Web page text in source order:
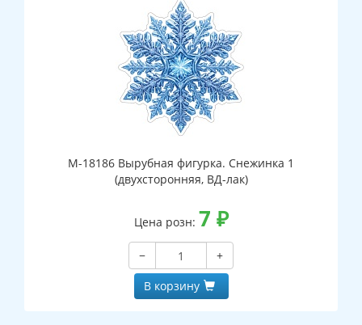
М-18186 Вырубная фигурка. Снежинка 1
(двухсторонняя, ВД-лак)
Цена розн: 7 ₽
−
+
В корзину